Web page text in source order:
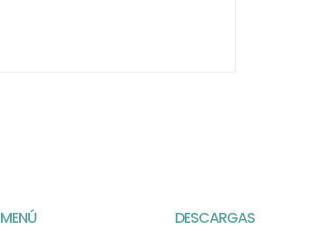
MENÚ DESCARGAS